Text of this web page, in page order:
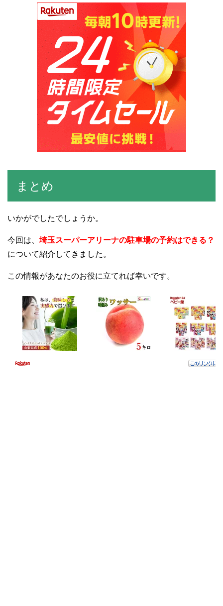
まとめ
いかがでしたでしょうか。
今回は、 埼玉スーパーアリーナの駐車場の予約はできる？
について紹介してきました。
この情報があなたのお役に立てれば幸いです。